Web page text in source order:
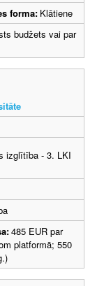
forma: Klātiene
budžets vai par
izglītība - 3. LKI
485 EUR par
platformā; 550